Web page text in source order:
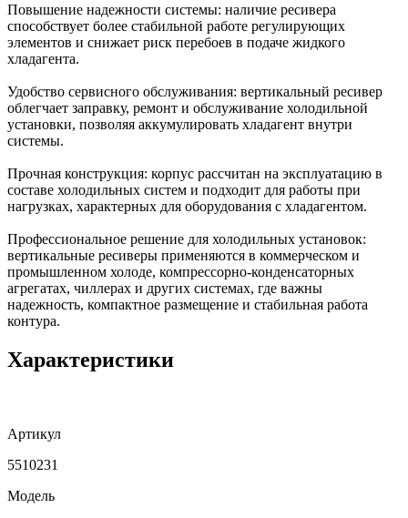
Повышение надежности системы: наличие ресивера
способствует более стабильной работе регулирующих
элементов и снижает риск перебоев в подаче жидкого
хладагента.
Удобство сервисного обслуживания: вертикальный ресивер
облегчает заправку, ремонт и обслуживание холодильной
установки, позволяя аккумулировать хладагент внутри
системы.
Прочная конструкция: корпус рассчитан на эксплуатацию в
составе холодильных систем и подходит для работы при
нагрузках, характерных для оборудования с хладагентом.
Профессиональное решение для холодильных установок:
вертикальные ресиверы применяются в коммерческом и
промышленном холоде, компрессорно-конденсаторных
агрегатах, чиллерах и других системах, где важны
надежность, компактное размещение и стабильная работа
контура.
Характеристики
Артикул
5510231
Модель